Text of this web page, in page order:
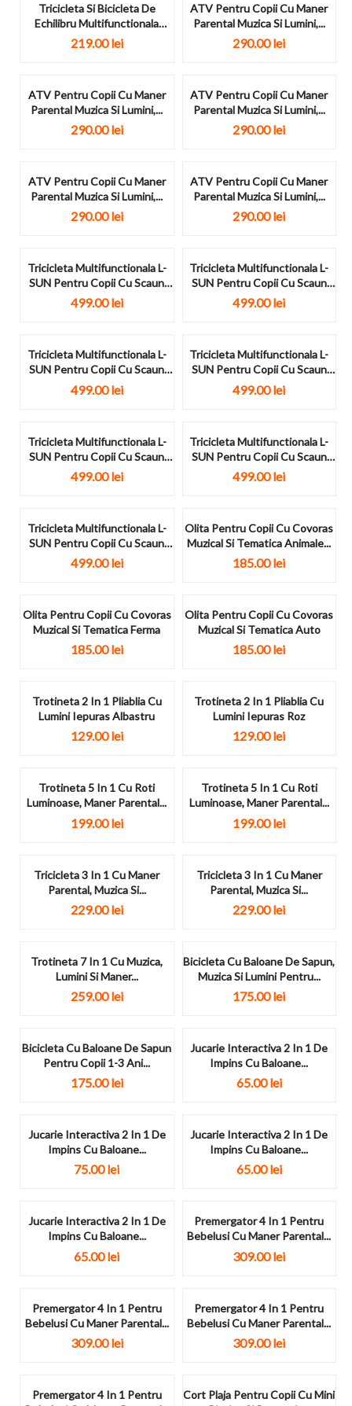
Tricicleta Si Bicicleta De
Echilibru Multifunctionala
Pentru Copii Racer...
219.00lei
ATV Pentru Copii Cu Maner
Parental Muzica Si Lumini,...
290.00lei
ATV Pentru Copii Cu Maner
Parental Muzica Si Lumini,...
290.00lei
ATV Pentru Copii Cu Maner
Parental Muzica Si Lumini,...
290.00lei
ATV Pentru Copii Cu Maner
Parental Muzica Si Lumini,...
290.00lei
ATV Pentru Copii Cu Maner
Parental Muzica Si Lumini,...
290.00lei
Tricicleta Multifunctionala L-
SUN Pentru Copii Cu Scaun
Reversibil SL07...
499.00lei
Tricicleta Multifunctionala L-
SUN Pentru Copii Cu Scaun
Reversibil SL07...
499.00lei
Tricicleta Multifunctionala L-
SUN Pentru Copii Cu Scaun
Reversibil SL07...
499.00lei
Tricicleta Multifunctionala L-
SUN Pentru Copii Cu Scaun
Reversibil SL07...
499.00lei
Tricicleta Multifunctionala L-
SUN Pentru Copii Cu Scaun
Reversibil SL07...
499.00lei
Tricicleta Multifunctionala L-
SUN Pentru Copii Cu Scaun
Reversibil SL07...
499.00lei
Tricicleta Multifunctionala L-
SUN Pentru Copii Cu Scaun
Reversibil SL07...
499.00lei
Olita Pentru Copii Cu Covoras
Muzical Si Tematica Animale...
185.00lei
Olita Pentru Copii Cu Covoras
Muzical Si Tematica Ferma
185.00lei
Olita Pentru Copii Cu Covoras
Muzical Si Tematica Auto
185.00lei
Trotineta 2 In 1 Pliablia Cu
Lumini Iepuras Albastru
129.00lei
Trotineta 2 In 1 Pliablia Cu
Lumini Iepuras Roz
129.00lei
Trotineta 5 In 1 Cu Roti
Luminoase, Maner Parental...
199.00lei
Trotineta 5 In 1 Cu Roti
Luminoase, Maner Parental...
199.00lei
Tricicleta 3 In 1 Cu Maner
Parental, Muzica Si...
229.00lei
Tricicleta 3 In 1 Cu Maner
Parental, Muzica Si...
229.00lei
Trotineta 7 In 1 Cu Muzica,
Lumini Si Maner...
259.00lei
Bicicleta Cu Baloane De Sapun,
Muzica Si Lumini Pentru...
175.00lei
Bicicleta Cu Baloane De Sapun
Pentru Copii 1-3 Ani...
175.00lei
Jucarie Interactiva 2 In 1 De
Impins Cu Baloane...
65.00lei
Jucarie Interactiva 2 In 1 De
Impins Cu Baloane...
75.00lei
Jucarie Interactiva 2 In 1 De
Impins Cu Baloane...
65.00lei
Jucarie Interactiva 2 In 1 De
Impins Cu Baloane...
65.00lei
Premergator 4 In 1 Pentru
Bebelusi Cu Maner Parental...
309.00lei
Premergator 4 In 1 Pentru
Bebelusi Cu Maner Parental...
309.00lei
Premergator 4 In 1 Pentru
Bebelusi Cu Maner Parental...
309.00lei
Premergator 4 In 1 Pentru
Cort Plaja Pentru Copii Cu Mini